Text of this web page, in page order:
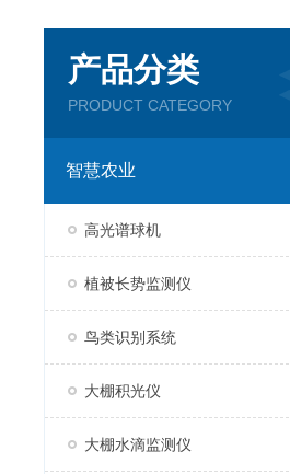
产品分类
PRODUCT CATEGORY
智慧农业
高光谱球机
植被长势监测仪
鸟类识别系统
大棚积光仪
大棚水滴监测仪